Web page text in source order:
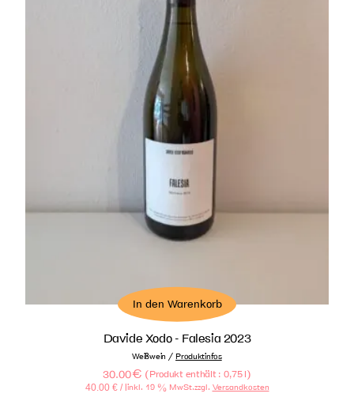
In den Warenkorb
Davide Xodo - Falesia 2023
Weißwein / Produktinfos
30.00€ (Produkt enthält : 0,75 l)
40.00 € / linkl. 19 % MwSt.zzgl. Versandkosten